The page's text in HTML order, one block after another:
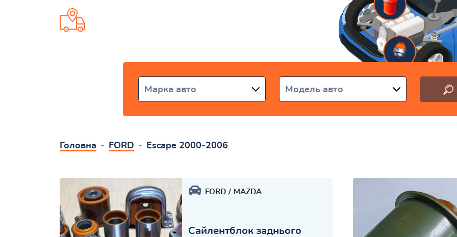
Марка авто Модель авто
Головна FORD Escape 2000-2006
FORD MAZDA
Сайлентблок заднього